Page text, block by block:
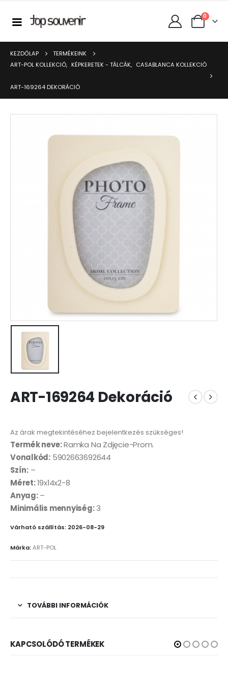
0
KEZDŐLAP
TERMÉKEINK
ART-POL KOLLEKCIÓ, KÉPKERETEK - TÁLCÁK, CASABLANCA KOLLEKCIÓ
ART-169264 DEKORÁCIÓ
ART-169264 Dekoráció
Az árak megtekintéséhez bejelentkezés szükséges!
Termék neve:Ramka Na Zdjęcie-Prom.
Vonalkód: 5902663692644
Szín:–
Méret:19x14x2-8
Anyag:–
Minimális mennyiség:3
Várható szállítás: 2026-08-29
Márka:ART-POL
TOVÁBBI INFORMÁCIÓK
KAPCSOLÓDÓ TERMÉKEK